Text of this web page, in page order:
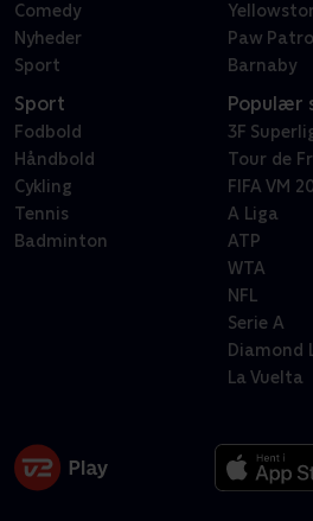
Comedy
Nyheder
Sport
Paw Patrol
Barnaby
Sport
Fodbold
Håndbold
Cykling
Tennis
Badminton
Populær
3F
Tour de
FIFA VM
A Liga
ATP
WTA
NFL
Serie A
Diamond
La Vuelta